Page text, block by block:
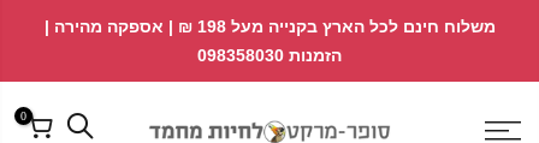
פתח ווידג'ט נגישות
משלוח חינם לכל הארץ בקנייה מעל 198 ₪ | אספקה מהירה |
הזמנות 098358030
0